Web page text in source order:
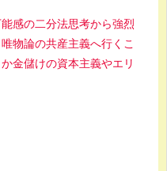
感の二分法思考から強烈
物論の共産主義へ行くこ
金儲けの資本主義やエリ